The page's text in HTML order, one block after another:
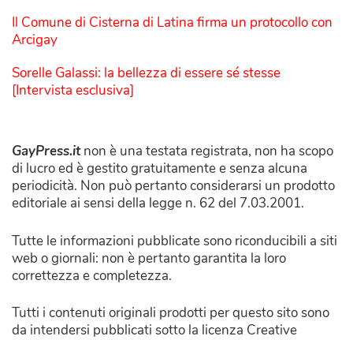
Il Comune di Cisterna di Latina firma un protocollo con
Arcigay
Sorelle Galassi: la bellezza di essere sé stesse
[Intervista esclusiva]
GayPress.itnon è una testata registrata, non ha scopo
di lucro ed è gestito gratuitamente e senza alcuna
periodicità. Non può pertanto considerarsi un prodotto
editoriale ai sensi della legge n. 62 del 7.03.2001.
Tutte le informazioni pubblicate sono riconducibili a siti
web o giornali: non è pertanto garantita la loro
correttezza e completezza.
Tutti i contenuti originali prodotti per questo sito sono
da intendersi pubblicati sotto la licenza Creative